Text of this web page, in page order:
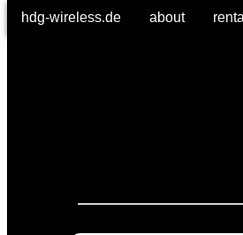
hdg-wireless.de about
hdg-wireless.de about